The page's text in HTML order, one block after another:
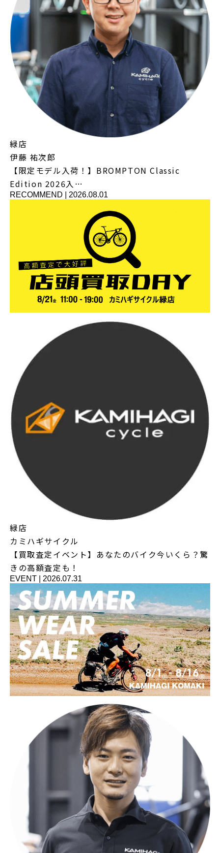
緑店
伊藤 祐次郎
【限定モデル入荷！】BROMPTON Classic
Edition 2026入…
RECOMMEND 2026.08.01
緑店
カミハギサイクル
【買取査定イベント】あなたのバイク今いくら？驚
きの高額査定も！
EVENT 2026.07.31